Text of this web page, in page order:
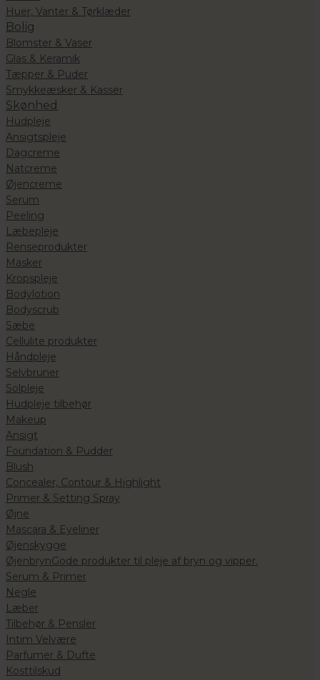
Huer, Vanter & Tørklæder
Bolig
Blomster & Vaser
Glas & Keramik
Tæpper & Puder
Smykkeæsker & Kasser
Skønhed
Hudpleje
Ansigtspleje
Dagcreme
Natcreme
Øjencreme
Serum
Peeling
Læbepleje
Renseprodukter
Masker
Kropspleje
Bodylotion
Bodyscrub
Sæbe
Cellulite produkter
Håndpleje
Selvbruner
Solpleje
Hudpleje tilbehør
Makeup
Ansigt
Foundation & Pudder
Blush
Concealer, Contour & Highlight
Primer & Setting Spray
Øjne
Mascara & Eyeliner
Øjenskygge
ØjenbrynGode produkter til pleje af bryn og vipper.
Serum & Primer
Negle
Læber
Tilbehør & Pensler
Intim Velvære
Parfumer & Dufte
Kosttilskud